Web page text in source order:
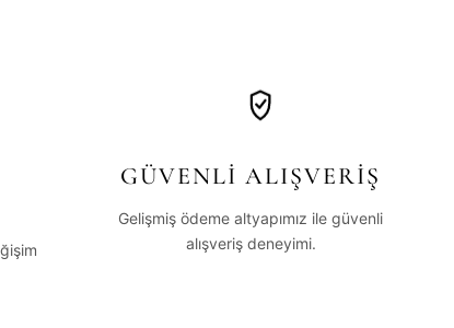
GÜVENLİ ALIŞVERİŞ
Gelişmiş ödeme altyapımız ile güvenli
alışveriş deneyimi.